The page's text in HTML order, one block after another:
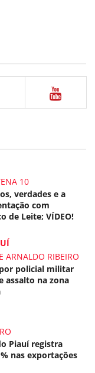
10
verdades e a
com
de Leite; VÍDEO!
ARNALDO RIBEIRO
policial militar
assalto na zona
Piauí registra
nas exportações